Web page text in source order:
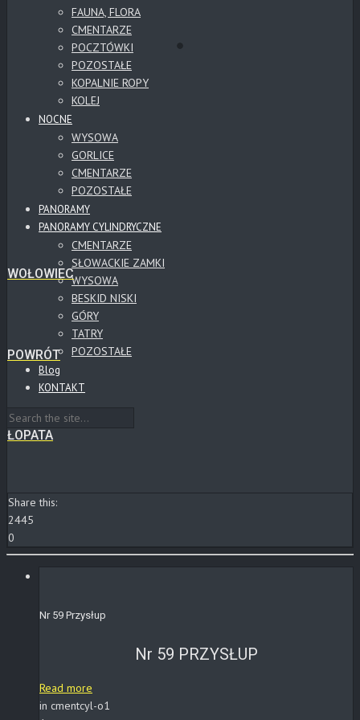
FAUNA, FLORA
CMENTARZE
POCZTÓWKI
POZOSTAŁE
KOPALNIE ROPY
KOLEJ
NOCNE
WYSOWA
GORLICE
CMENTARZE
POZOSTAŁE
PANORAMY
PANORAMY CYLINDRYCZNE
CMENTARZE
SŁOWACKIE ZAMKI
WYSOWA
BESKID NISKI
GÓRY
TATRY
POZOSTAŁE
Blog
KONTAKT
WOŁOWIEC
POWRÓT
ŁOPATA
Share this:
2445
0
Nr 59 Przysłup
Nr 59 PRZYSŁUP
Read more
in cmentcyl-o1